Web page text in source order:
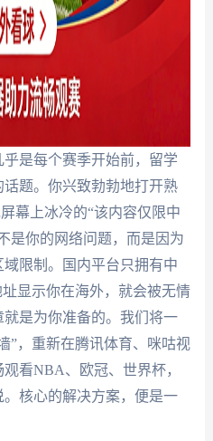
是每个赛季开始前，留学
题。你兴致勃勃地打开熟
幕上冰冷的“该内容仅限中
是你的网络问题，而是因为
限制。国内平台只拥有中
显示你在海外，就会被无情
是为你准备的。我们将一
”，重新在腾讯体育、咪咕视
看NBA、欧冠、世界杯，
核心的解决方案，便是一